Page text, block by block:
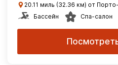
20.11 миль (32.36 км) от
Бассейн
Спа-салон